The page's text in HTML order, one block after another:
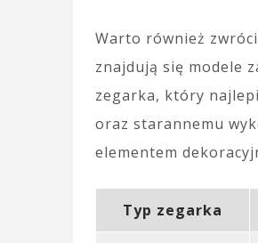
Warto również
znajdują się modele
zegarka, który
oraz starannemu
elementem
Typ zegarka